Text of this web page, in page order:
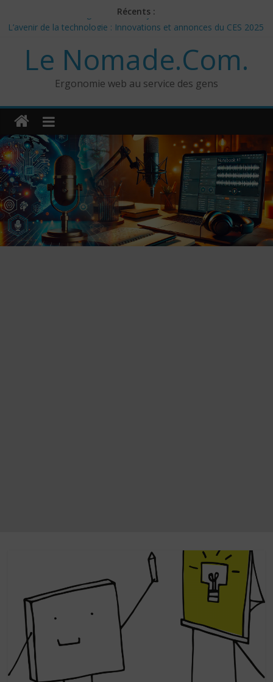
Récents :
CES 2025: Technologies insolites – jour 5
– Jour 3
Les 3 meilleurs réponses de politiciens Canadiens pour Donald
Google Deep Mind – IA : Simulation Mondiale et Défis Éthiques
NotebookLM : Mes commentaires sur 2 mois d’utilisation
Le Nomade.Com.
Ergonomie web au service des gens